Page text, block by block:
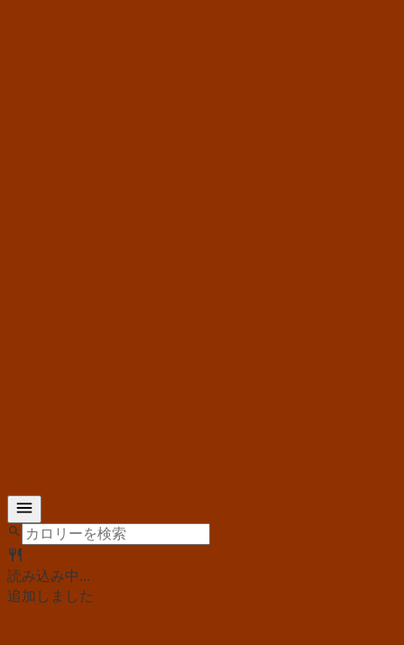
読み込み中...
追加しました